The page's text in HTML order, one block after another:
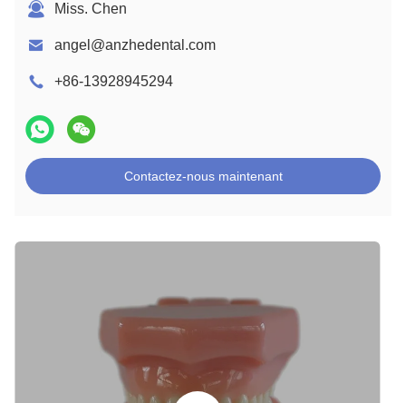
Miss. Chen
angel@anzhedental.com
+86-13928945294
Contactez-nous maintenant